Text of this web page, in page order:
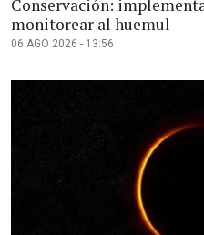
Conservación:
monitorear al huemul
06 AGO 2026 - 13:56